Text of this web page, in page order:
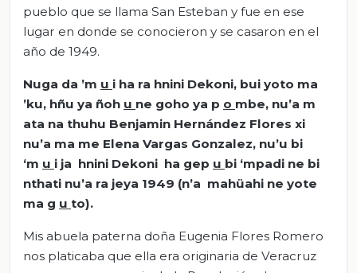
pueblo que se llama San Esteban y fue en ese
lugar en donde se conocieron y se casaron en el
año de 1949.
Nuga da ’m u i ha ra hnini Dekoni, bui yoto ma
’ku, hñu ya ñoh u ne goho ya p o mbe, nu’a m
ata na thuhu Benjamin Hernández Flores xi
nu’a ma me Elena Vargas Gonzalez, nu’u bi
‘m u i ja hnini Dekoni ha gep u bi ‘mpadi ne bi
nthati nu’a ra jeya 1949 (n’a mahüahi ne yote
ma g u to).
Mis abuela paterna doña Eugenia Flores Romero
nos platicaba que ella era originaria de Veracruz